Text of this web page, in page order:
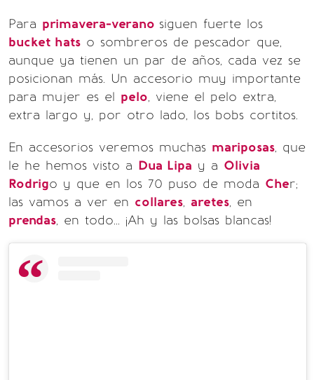
Para primavera-verano siguen fuerte los
bucket hats o sombreros de pescador que,
aunque ya tienen un par de años, cada vez se
posicionan más. Un accesorio muy importante
para mujer es el pelo, viene el pelo extra,
extra largo y, por otro lado, los bobs cortitos.
En accesorios veremos muchas mariposas, que
le he hemos visto a Dua Lipa y a Olivia
Rodrigo y que en los 70 puso de moda Cher;
las vamos a ver en collares, aretes, en
prendas, en todo... ¡Ah y las bolsas blancas!